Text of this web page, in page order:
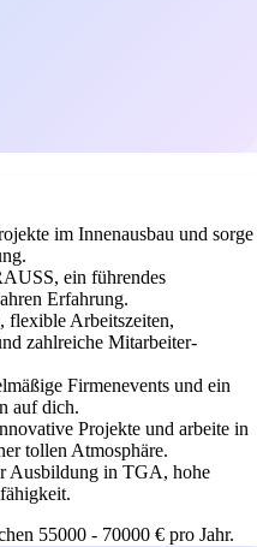
im Innenausbau und sorge
ein führendes
Erfahrung.
flexible Arbeitszeiten,
zahlreiche Mitarbeiter-
Firmenevents und ein
auf dich.
Projekte und arbeite in
tollen Atmosphäre.
Ausbildung in TGA, hohe
55000 - 70000 € pro Jahr.